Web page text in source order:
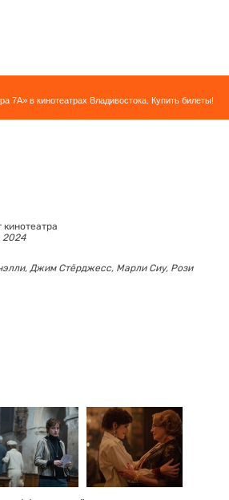
7А» в кинотеатрах Владивостока. Купить билеты!
кинотеатра
2024
Джим Стёрджесс, Марли Сиу, Рози